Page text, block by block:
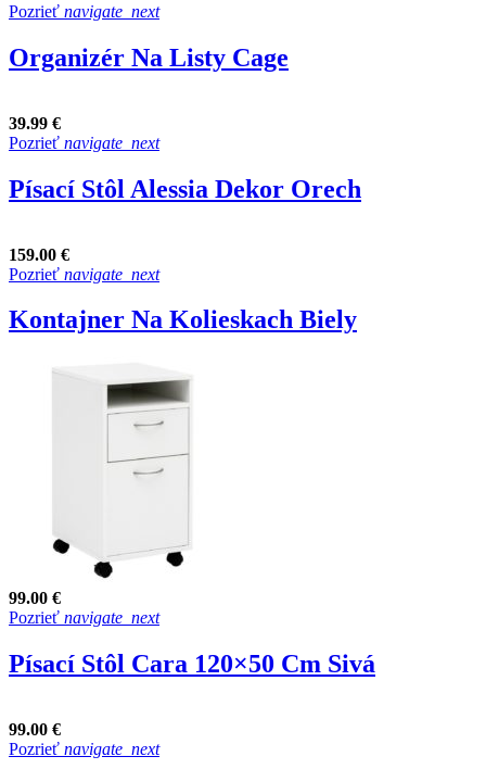
Pozrieť navigate_next
Organizér Na Listy Cage
39.99 €
Pozrieť navigate_next
Písací Stôl Alessia Dekor Orech
159.00 €
Pozrieť navigate_next
Kontajner Na Kolieskach Biely
99.00 €
Pozrieť navigate_next
Písací Stôl Cara 120×50 Cm Sivá
99.00 €
Pozrieť navigate_next